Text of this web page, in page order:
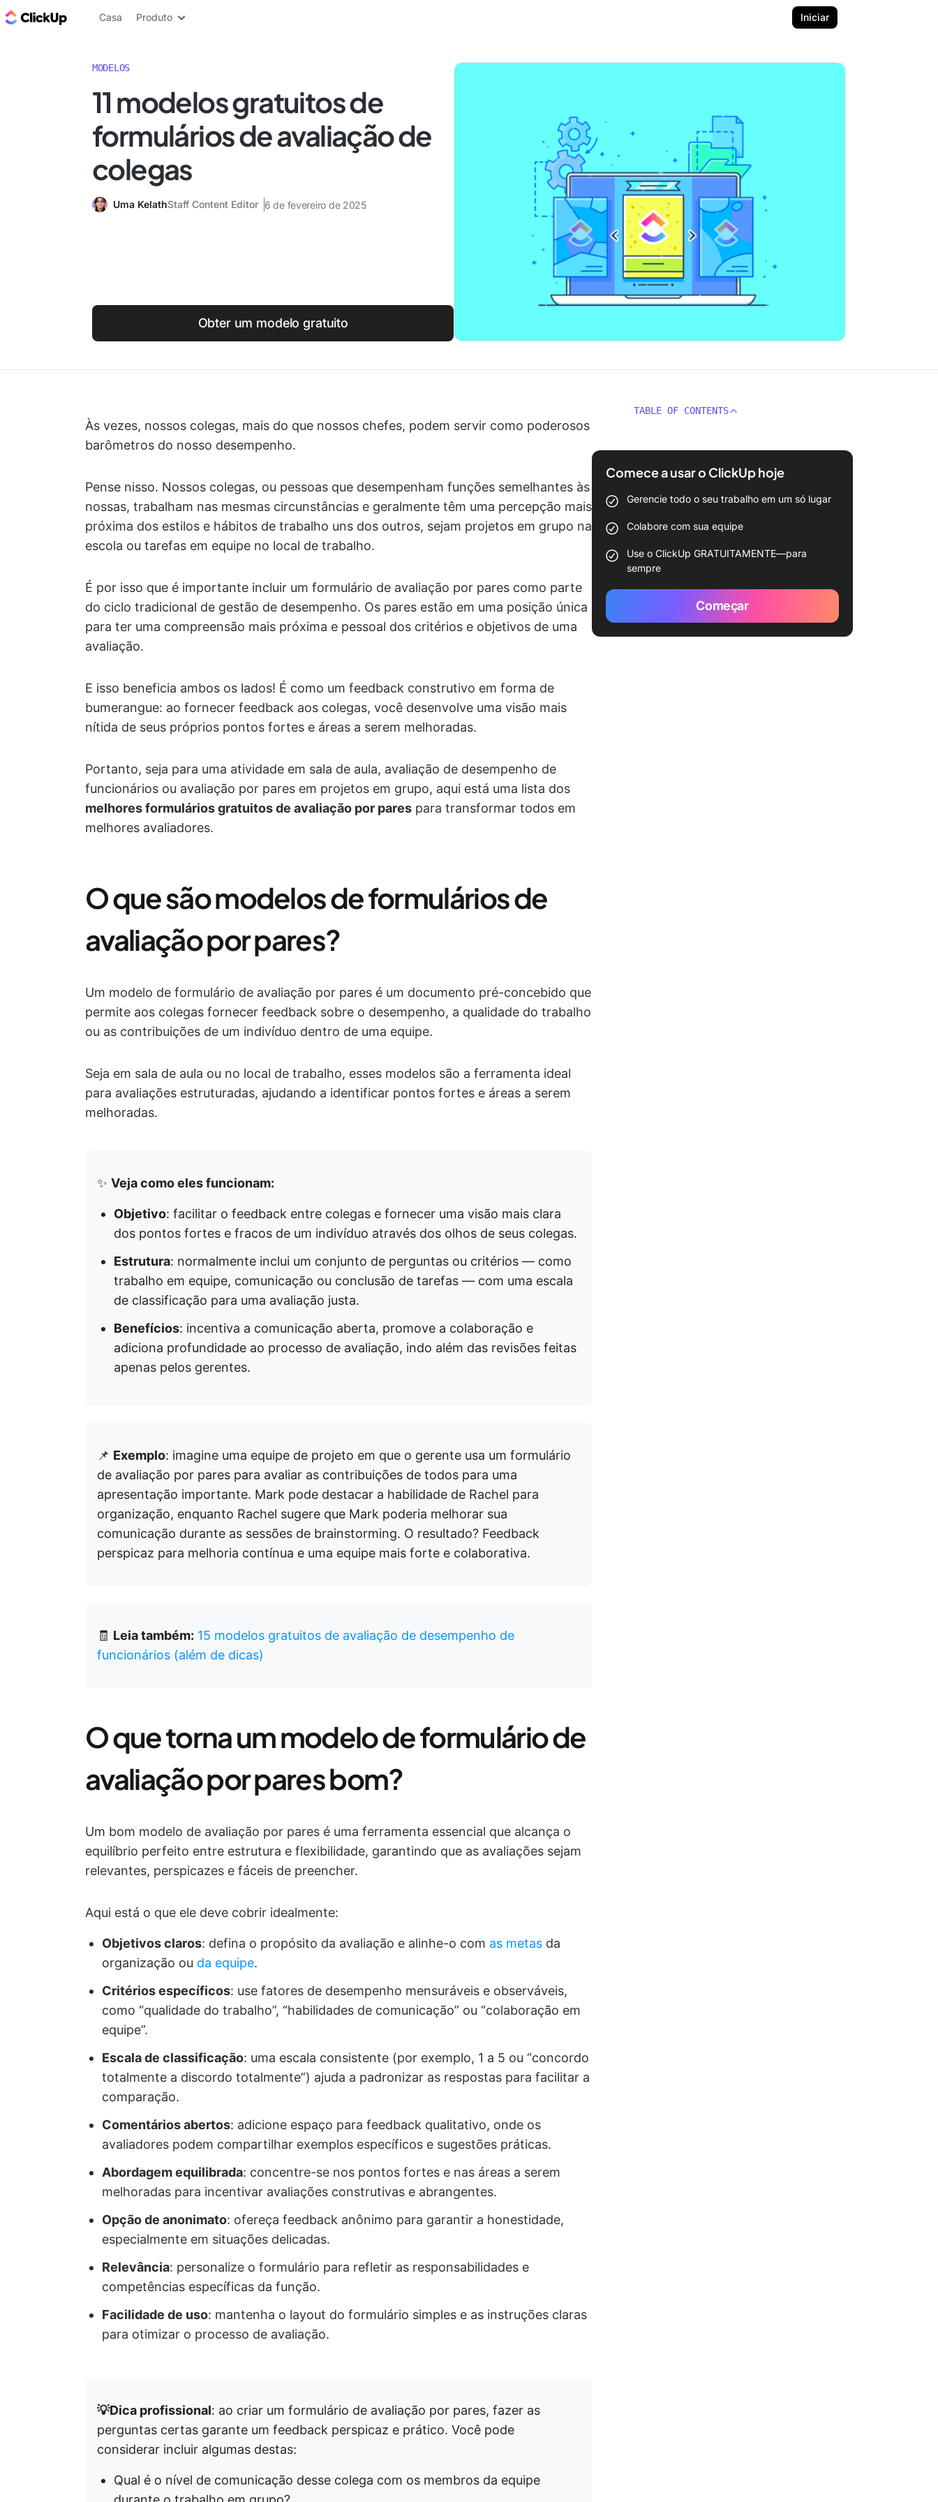
ClickUp Blogue
Casa Produto Iniciar
MODELOS
11 modelos gratuitos de
formulários de avaliação de
colegas
Uma KelathStaff Content Editor 6 de fevereiro de 2025
Obter um modelo gratuito
Às vezes, nossos colegas, mais do que nossos chefes, podem servir como poderosos
barômetros do nosso desempenho.
Pense nisso. Nossos colegas, ou pessoas que desempenham funções semelhantes às
nossas, trabalham nas mesmas circunstâncias e geralmente têm uma percepção mais
próxima dos estilos e hábitos de trabalho uns dos outros, sejam projetos em grupo na
escola ou tarefas em equipe no local de trabalho.
É por isso que é importante incluir um formulário de avaliação por pares como parte
do ciclo tradicional de gestão de desempenho. Os pares estão em uma posição única
para ter uma compreensão mais próxima e pessoal dos critérios e objetivos de uma
avaliação.
E isso beneficia ambos os lados! É como um feedback construtivo em forma de
bumerangue: ao fornecer feedback aos colegas, você desenvolve uma visão mais
nítida de seus próprios pontos fortes e áreas a serem melhoradas.
Portanto, seja para uma atividade em sala de aula, avaliação de desempenho de
funcionários ou avaliação por pares em projetos em grupo, aqui está uma lista dos
melhores formulários gratuitos de avaliação por pares para transformar todos em
melhores avaliadores.
O que são modelos de formulários de
avaliação por pares?
Um modelo de formulário de avaliação por pares é um documento pré-concebido que
permite aos colegas fornecer feedback sobre o desempenho, a qualidade do trabalho
ou as contribuições de um indivíduo dentro de uma equipe.
Seja em sala de aula ou no local de trabalho, esses modelos são a ferramenta ideal
para avaliações estruturadas, ajudando a identificar pontos fortes e áreas a serem
melhoradas.
✨ Veja como eles funcionam:
Objetivo: facilitar o feedback entre colegas e fornecer uma visão mais clara
dos pontos fortes e fracos de um indivíduo através dos olhos de seus colegas.
Estrutura: normalmente inclui um conjunto de perguntas ou critérios — como
trabalho em equipe, comunicação ou conclusão de tarefas — com uma escala
de classificação para uma avaliação justa.
Benefícios: incentiva a comunicação aberta, promove a colaboração e
adiciona profundidade ao processo de avaliação, indo além das revisões feitas
apenas pelos gerentes.
📌 Exemplo: imagine uma equipe de projeto em que o gerente usa um formulário
de avaliação por pares para avaliar as contribuições de todos para uma
apresentação importante. Mark pode destacar a habilidade de Rachel para
organização, enquanto Rachel sugere que Mark poderia melhorar sua
comunicação durante as sessões de brainstorming. O resultado? Feedback
perspicaz para melhoria contínua e uma equipe mais forte e colaborativa.
🧾 Leia também: 15 modelos gratuitos de avaliação de desempenho de
funcionários (além de dicas)
O que torna um modelo de formulário de
avaliação por pares bom?
Um bom modelo de avaliação por pares é uma ferramenta essencial que alcança o
equilíbrio perfeito entre estrutura e flexibilidade, garantindo que as avaliações sejam
relevantes, perspicazes e fáceis de preencher.
Aqui está o que ele deve cobrir idealmente:
Objetivos claros: defina o propósito da avaliação e alinhe-o com as metas da
organização ou da equipe.
Critérios específicos: use fatores de desempenho mensuráveis e observáveis,
como “qualidade do trabalho”, “habilidades de comunicação” ou “colaboração em
equipe”.
Escala de classificação: uma escala consistente (por exemplo, 1 a 5 ou “concordo
totalmente a discordo totalmente”) ajuda a padronizar as respostas para facilitar a
comparação.
Comentários abertos: adicione espaço para feedback qualitativo, onde os
avaliadores podem compartilhar exemplos específicos e sugestões práticas.
Abordagem equilibrada: concentre-se nos pontos fortes e nas áreas a serem
melhoradas para incentivar avaliações construtivas e abrangentes.
Opção de anonimato: ofereça feedback anônimo para garantir a honestidade,
especialmente em situações delicadas.
Relevância: personalize o formulário para refletir as responsabilidades e
competências específicas da função.
Facilidade de uso: mantenha o layout do formulário simples e as instruções claras
para otimizar o processo de avaliação.
💡Dica profissional: ao criar um formulário de avaliação por pares, fazer as
perguntas certas garante um feedback perspicaz e prático. Você pode
considerar incluir algumas destas:
Qual é o nível de comunicação desse colega com os membros da equipe
TABLE OF CONTENTS
Comece a usar o ClickUp hoje
Gerencie todo o seu trabalho em um só lugar
Colabore com sua equipe
Use o ClickUp GRATUITAMENTE—para
sempre
Começar